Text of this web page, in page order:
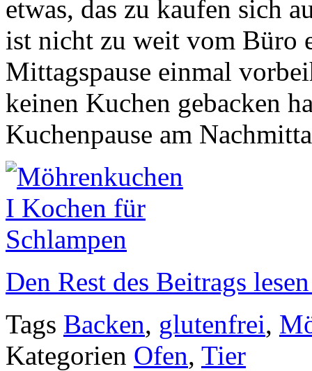
etwas, das zu kaufen sich
ist nicht zu weit vom Büro
Mittagspause einmal
keinen Kuchen gebacken
Kuchenpause am
Den Rest des Beitrags
Tags Backen, glutenfrei,
Kategorien Ofen, Tier